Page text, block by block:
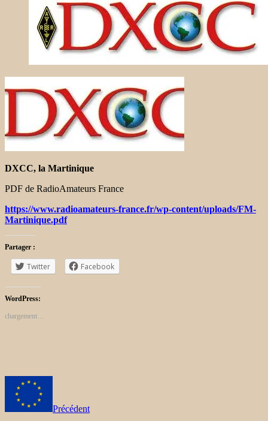
DXCC, la Martinique
PDF de RadioAmateurs France
https://www.radioamateurs-france.fr/wp-content/uploads/FM-
Martinique.pdf
Partager :
Twitter Facebook
WordPress:
chargement…
Précédent